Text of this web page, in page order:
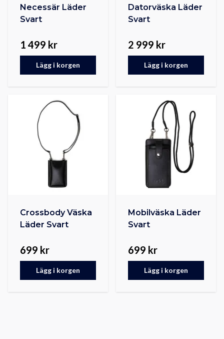
Necessär Läder
Svart
1 499 kr
Lägg i korgen
Datorväska Läder
Svart
2 999 kr
Lägg i korgen
Crossbody Väska
Läder Svart
699 kr
Lägg i korgen
Mobilväska Läder
Svart
699 kr
Lägg i korgen